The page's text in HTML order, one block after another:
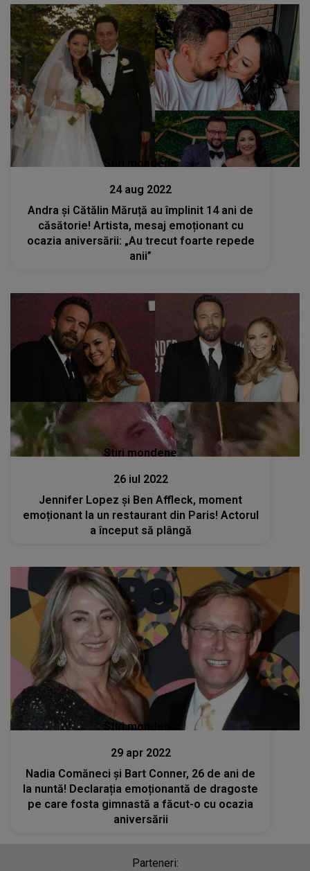
Stiri mondene
24 aug 2022
Andra și Cătălin Măruță au împlinit 14 ani de
căsătorie! Artista, mesaj emoționant cu
ocazia aniversării: „Au trecut foarte repede
anii”
Stiri mondene
26 iul 2022
Jennifer Lopez și Ben Affleck, moment
emoționant la un restaurant din Paris! Actorul
a început să plângă
Stiri mondene
29 apr 2022
Nadia Comăneci și Bart Conner, 26 de ani de
la nuntă! Declarația emoționantă de dragoste
pe care fosta gimnastă a făcut-o cu ocazia
aniversării
Parteneri: